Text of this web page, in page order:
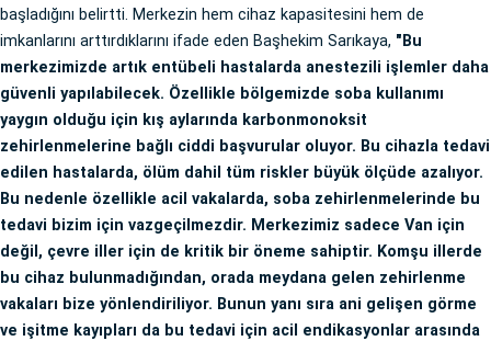
başladığını belirtti. Merkezin hem cihaz kapasitesini hem de
imkanlarını arttırdıklarını ifade eden Başhekim Sarıkaya, "Bu
merkezimizde artık entübeli hastalarda anestezili işlemler daha
güvenli yapılabilecek. Özellikle bölgemizde soba kullanımı
yaygın olduğu için kış aylarında karbonmonoksit
zehirlenmelerine bağlı ciddi başvurular oluyor. Bu cihazla tedavi
edilen hastalarda, ölüm dahil tüm riskler büyük ölçüde azalıyor.
Bu nedenle özellikle acil vakalarda, soba zehirlenmelerinde bu
tedavi bizim için vazgeçilmezdir. Merkezimiz sadece Van için
değil, çevre iller için de kritik bir öneme sahiptir. Komşu illerde
bu cihaz bulunmadığından, orada meydana gelen zehirlenme
vakaları bize yönlendiriliyor. Bunun yanı sıra ani gelişen görme
ve işitme kayıpları da bu tedavi için acil endikasyonlar arasında